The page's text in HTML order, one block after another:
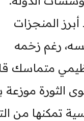
المنجزات
رغم زخمه
متماسك
الثورة موزعة
تمكنها من